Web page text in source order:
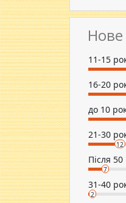
Нове
11-15
16-20
до 10
21-30
12
Після 50
7
31-40
2